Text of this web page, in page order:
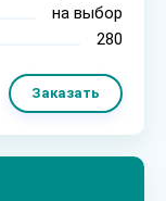
на выбор
280
Заказать